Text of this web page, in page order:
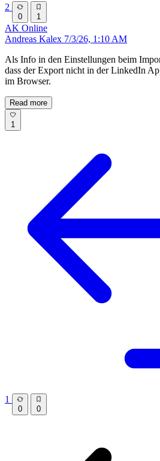
2
0 1
AK Online
Andreas Kalex 7/3/26, 1:10 AM
Als Info in den Einstellungen beim
dass der Export nicht in der LinkedIn
im Browser.
Read more
1
1
0 0